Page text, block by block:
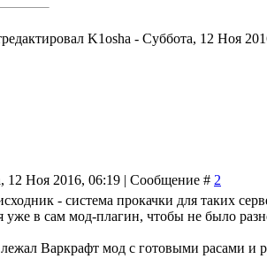
K1osha - Суббота, 12 Ноя
12 Ноя 2016, 06:19 | Сообщение # 2
- система прокачки для таких
уже в сам мод-плагин, чтобы не было
Варкрафт мод с готовыми расами и